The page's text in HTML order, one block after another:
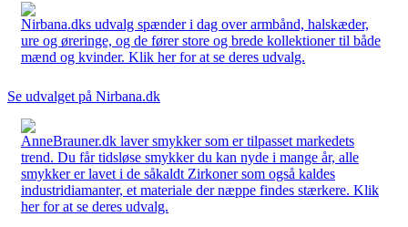
Nirbana.dks udvalg spænder i dag over armbånd, halskæder,
ure og øreringe, og de fører store og brede kollektioner til både
mænd og kvinder. Klik her for at se deres udvalg.
Se udvalget på Nirbana.dk
AnneBrauner.dk laver smykker som er tilpasset markedets
trend. Du får tidsløse smykker du kan nyde i mange år, alle
smykker er lavet i de såkaldt Zirkoner som også kaldes
industridiamanter, et materiale der næppe findes stærkere. Klik
her for at se deres udvalg.